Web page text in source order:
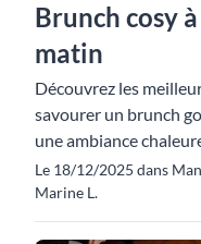
Brunch cosy
matin
Découvrez les
savourer un brunch
une ambiance
Le 18/12/2025 dans
Marine L.